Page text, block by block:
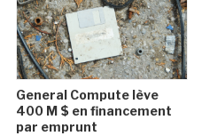
General Compute lève
400 M $ en financement
par emprunt